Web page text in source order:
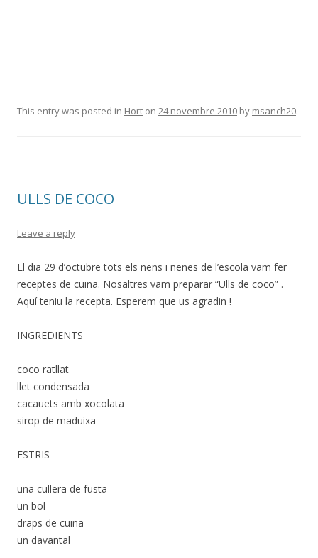
This entry was posted in Hort on 24 novembre 2010 by msanch20.
ULLS DE COCO
Leave a reply
El dia 29 d’octubre tots els nens i nenes de l’escola vam fer
receptes de cuina. Nosaltres vam preparar “Ulls de coco” .
Aquí teniu la recepta. Esperem que us agradin !
INGREDIENTS
coco ratllat
llet condensada
cacauets amb xocolata
sirop de maduixa
ESTRIS
una cullera de fusta
un bol
draps de cuina
un davantal